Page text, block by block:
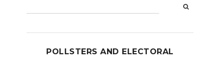
POLLSTERS AND ELECTORAL